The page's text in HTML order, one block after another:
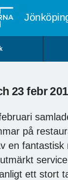
23 febr
på
en fantastisk
ett stort